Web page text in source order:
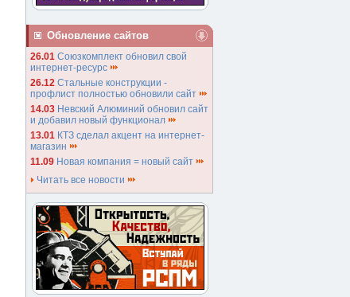
Обновление сайтов
26.01 Союзкомплект обновил свой
интернет-ресурс
26.12 Стальные конструкции -
профлист полностью обновили сайт
14.03 Невский Алюминий обновил сайт
и добавил новый функционал
13.01 КТЗ сделал акцент на интернет-
магазин
11.09 Новая компания = новый сайт
Читать все новости